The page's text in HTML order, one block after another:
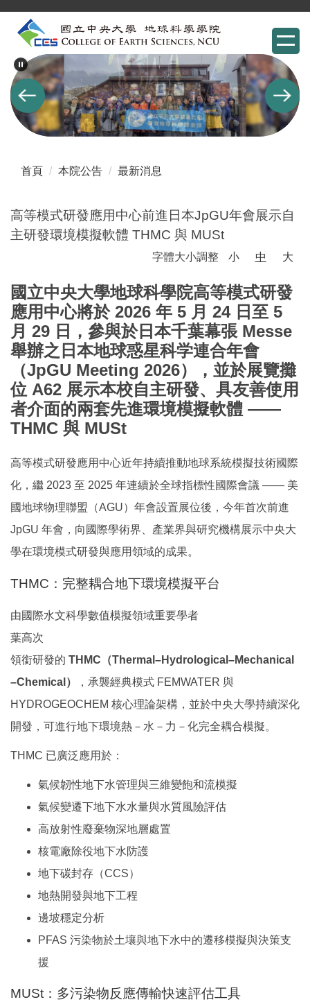
主
要
內
容
區
首頁 本院公告 最新消息
高等模式研發應用中心前進日本JpGU年會展示自
主研發環境模擬軟體 THMC 與 MUSt
字體大小調整 小 中 大
國立中央大學地球科學院高等模式研發
應用中心將於 2026 年 5 月 24 日至 5
月 29 日 ，參與於日本千葉幕張 Messe
舉辦之日本地球惑星科学連合年會
（JpGU Meeting 2026），並於展覽攤
位 A62 展示本校自主研發、具友善使用
者介面的兩套先進環境模擬軟體 ——
THMC 與 MUSt
高等模式研發應用中心近年持續推動地球系統模擬技術國際
化，繼 2023 至 2025 年連續於全球指標性國際會議 —— 美
國地球物理聯盟（AGU）年會設置展位後，今年首次前進
JpGU 年會，向國際學術界、產業界與研究機構展示中央大
學在環境模式研發與應用領域的成果。
THMC：完整耦合地下環境模擬平台
由國際水文科學數值模擬領域重要學者
葉高次
領銜研發的 THMC（Thermal–Hydrological–Mechanical
–Chemical）
，承襲經典模式 FEMWATER 與
HYDROGEOCHEM 核心理論架構，並於中央大學持續深化
開發，可進行地下環境熱－水－力－化完全耦合模擬。
THMC 已廣泛應用於：
氣候韌性地下水管理與三維變飽和流模擬
氣候變遷下地下水水量與水質風險評估
高放射性廢棄物深地層處置
核電廠除役地下水防護
地下碳封存（CCS）
地熱開發與地下工程
邊坡穩定分析
PFAS 污染物於土壤與地下水中的遷移模擬與決策支
援
MUSt：多污染物反應傳輸快速評估工具